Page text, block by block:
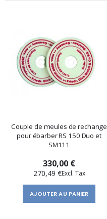
Couple de meules de rechange
pour ébarber RS 150 Duo et
SM111
330,00 €
270,49 €
AJOUTER AU PANIER